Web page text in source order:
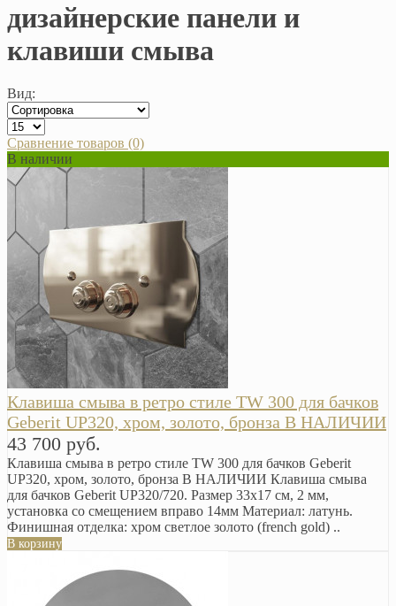
дизайнерские панели и
клавиши смыва
Вид:
Сравнение товаров (0)
В наличии
Клавиша смыва в ретро стиле TW 300 для бачков
Geberit UP320, хром, золото, бронза В НАЛИЧИИ
43 700 руб.
Клавиша смыва в ретро стиле TW 300 для бачков Geberit
UP320, хром, золото, бронза В НАЛИЧИИ Клавиша смыва
для бачков Geberit UP320/720. Размер 33х17 см, 2 мм,
установка со смещением вправо 14мм Материал: латунь.
Финишная отделка: хром светлое золото (french gold) ..
В корзину